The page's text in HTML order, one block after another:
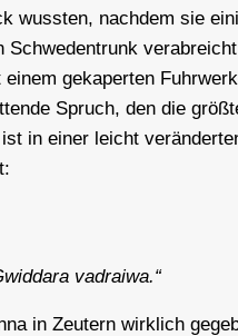
wussten, nachdem sie
Schwedentrunk
gekaperten
Spruch, den die
in einer leicht
vadraiwa.“
in Zeutern wirklich